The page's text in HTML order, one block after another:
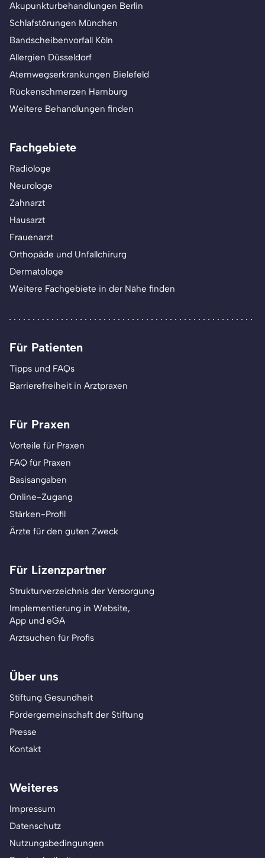
Akupunkturbehandlungen Berlin
Schlafstörungen München
Bandscheibenvorfall Köln
Allergien Düsseldorf
Atemwegserkrankungen Bielefeld
Rückenschmerzen Hamburg
Weitere Behandlungen finden
Fachgebiete
Radiologe
Neurologe
Zahnarzt
Hausarzt
Frauenarzt
Orthopäde und Unfallchirurg
Dermatologe
Weitere Fachgebiete in der Nähe finden
Für Patienten
Tipps und FAQs
Barrierefreiheit in Arztpraxen
Für Praxen
Vorteile für Praxen
FAQ für Praxen
Basisangaben
Online-Zugang
Stärken-Profil
Ärzte für den guten Zweck
Für Lizenzpartner
Strukturverzeichnis der Versorgung
Implementierung in Website,
App und eGA
Arztsuchen für Profis
Über uns
Stiftung Gesundheit
Fördergemeinschaft der Stiftung
Presse
Kontakt
Weiteres
Impressum
Datenschutz
Nutzungsbedingungen